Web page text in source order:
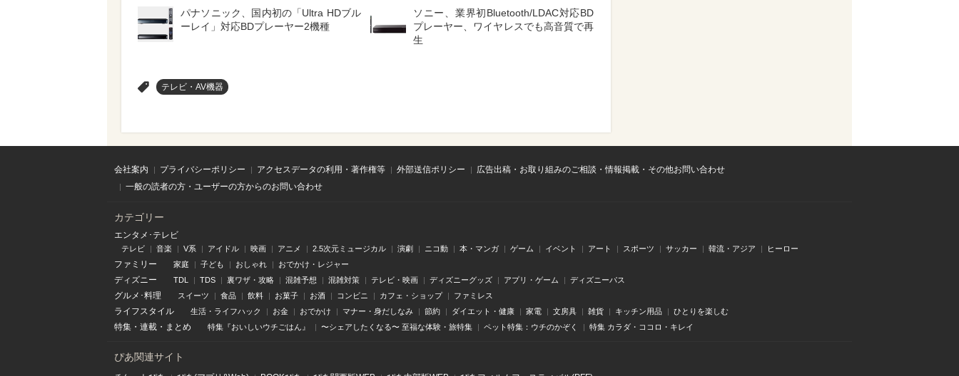
パナソニック、国内初の「Ultra HDブル
ーレイ」対応BDプレーヤー2機種
ソニー、業界初Bluetooth/LDAC対応BD
プレーヤー、ワイヤレスでも高音質で再
生
テレビ・AV機器
会社案内 プライバシーポリシー アクセスデータの利用・著作権等 外部送信ポリシー
広告出稿・お取り組みのご相談・情報掲載・その他お問い合わせ
一般の読者の方・ユーザーの方からのお問い合わせ
カテゴリー
エンタメ･テレビ
テレビ 音楽 V系 アイドル 映画 アニメ 2.5次元ミュージカル 演劇 ニコ動 本・マンガ ゲーム イベント アート スポーツ サッカー 韓流・アジア ヒーロー
ファミリー 家庭 子ども おしゃれ おでかけ・レジャー
ディズニー TDL TDS 裏ワザ・攻略 混雑予想 混雑対策 テレビ・映画 ディズニーグッズ アプリ・ゲーム ディズニーパス
グルメ･料理 スイーツ 食品 飲料 お菓子 お酒 コンビニ カフェ・ショップ ファミレス
ライフスタイル 生活・ライフハック お金 おでかけ マナー・身だしなみ 節約 ダイエット・健康 家電 文房具 雑貨 キッチン用品 ひとりを楽しむ
特集 ・ 連載 ・ まとめ 特集『おいしいウチごはん』 〜シェアしたくなる〜 至福な体験・旅特集 ペット特集：ウチのかぞく 特集 カラダ・ココロ・キレイ
ぴあ関連サイト